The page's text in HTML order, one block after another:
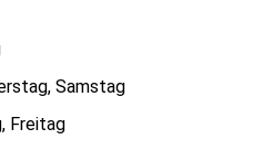
Samstag
Freitag